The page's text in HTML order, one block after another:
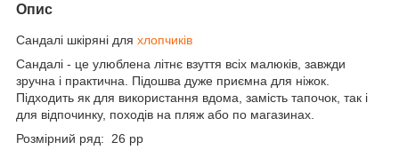
Опис
Сандалі шкіряні для хлопчиків
Сандалі - це улюблена літнє взуття всіх малюків, завжди
зручна і практична. Підошва дуже приємна для ніжок.
Підходить як для використання вдома, замість тапочок, так і
для відпочинку, походів на пляж або по магазинах.
Розмірний ряд: 26 рр